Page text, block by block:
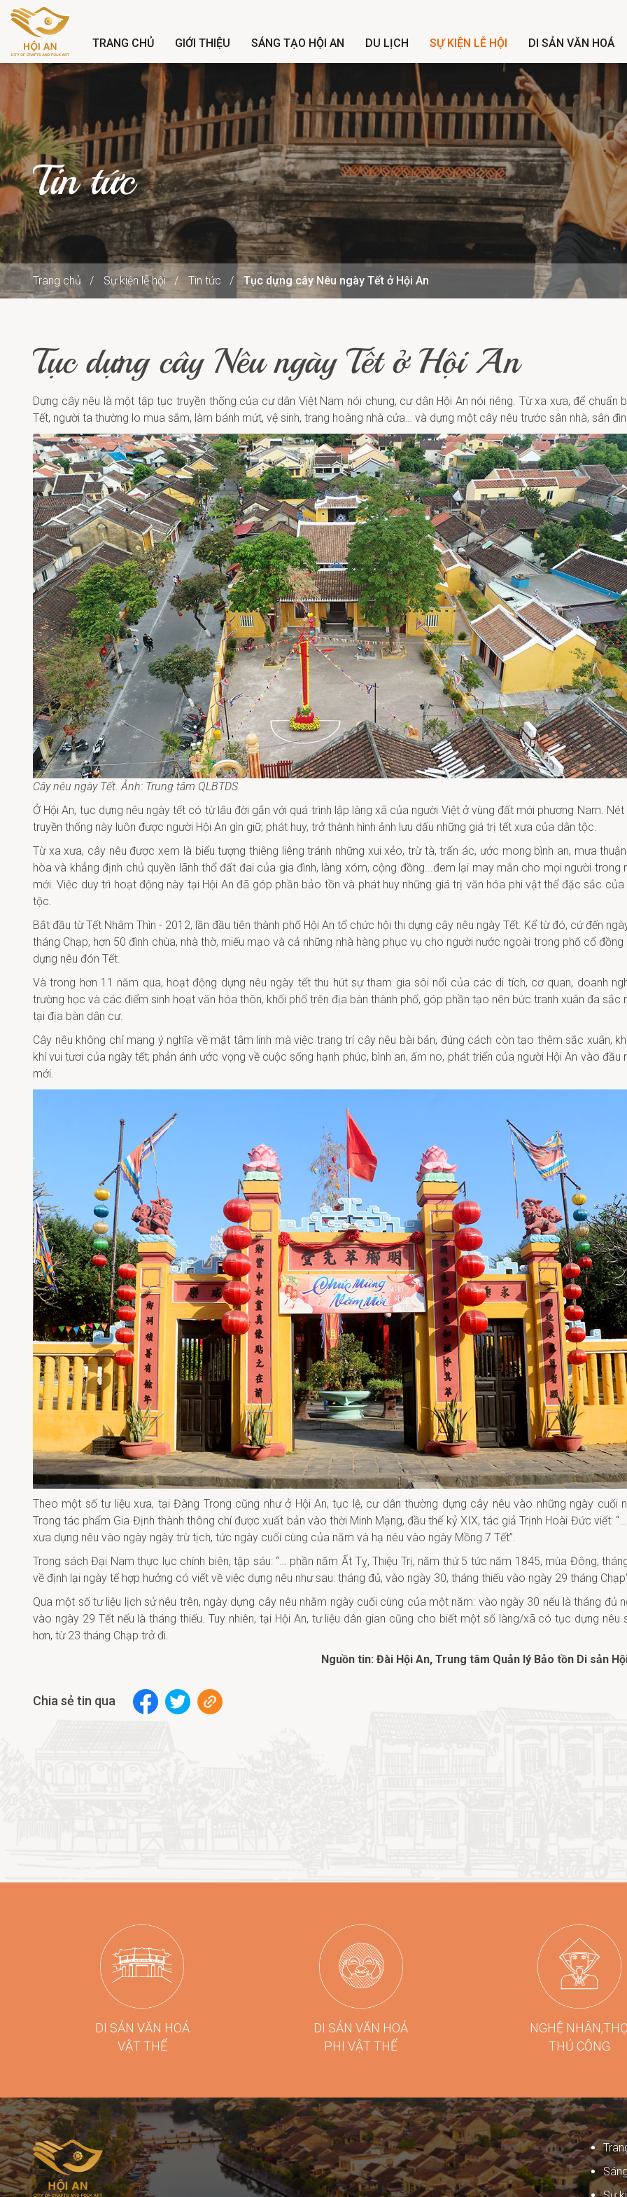
TRANG CHỦ GIỚI THIỆU SÁNG TẠO HỘI AN DU LỊCH SỰ KIỆN LỄ HỘI DI SẢN VĂN HOÁ
Tin tức
Trang chủ Sự kiện lễ hội Tin tức Tục dựng cây Nêu ngày Tết ở Hội An
Tục dựng cây Nêu ngày Tết ở Hội An
Dựng cây nêu là một tập tục truyền thống của cư dân Việt Nam nói chung, cư dân Hội An nói riêng. Từ xa xưa, để chuẩn
Tết, người ta thường lo mua sắm, làm bánh mứt, vệ sinh, trang hoàng nhà cửa… và dựng một cây nêu trước sân nhà, sân
Cây nêu ngày Tết.Ảnh: Trung tâm QLBTDS
Ở Hội An, tục dựng nêu ngày tết có từ lâu đời gắn với quá trình lập làng xã của người Việt ở vùng đất mới phương Nam. Nét
truyền thống này luôn được người Hội An gìn giữ, phát huy, trở thành hình ảnh lưu dấu những giá trị tết xưa của dân tộc.
Từ xa xưa, cây nêu được xem là biểu tượng thiêng liêng tránh những xui xẻo, trừ tà, trấn ác, ước mong bình an, mưa
hòa và khẳng định chủ quyền lãnh thổ đất đai của gia đình, làng xóm, cộng đồng...đem lại may mắn cho mọi người trong
mới. Việc duy trì hoạt động này tại Hội An đã góp phần bảo tồn và phát huy những giá trị văn hóa phi vật thể đặc sắc của
tộc.
Bắt đầu từ Tết Nhâm Thìn - 2012, lần đầu tiên thành phố Hội An tổ chức hội thi dựng cây nêu ngày Tết. Kể từ đó, cứ đến
tháng Chạp, hơn 50 đình chùa, nhà thờ, miếu mạo và cả những nhà hàng phục vụ cho người nước ngoài trong phố cổ
dựng nêu đón Tết.
Và trong hơn 11 năm qua, hoạt động dựng nêu ngày tết thu hút sự tham gia sôi nổi của các di tích, cơ quan, doanh
trường học và các điểm sinh hoạt văn hóa thôn, khối phố trên địa bàn thành phố, góp phần tạo nên bức tranh xuân đa sắc
tại địa bàn dân cư.
Cây nêu không chỉ mang ý nghĩa về mặt tâm linh mà việc trang trí cây nêu bài bản, đúng cách còn tạo thêm sắc xuân,
khí vui tươi của ngày tết; phản ánh ước vọng về cuộc sống hạnh phúc, bình an, ấm no, phát triển của người Hội An vào đầu
mới.
Theo một số tư liệu xưa, tại Đàng Trong cũng như ở Hội An, tục lệ, cư dân thường dựng cây nêu vào những ngày cuối
Trong tác phẩm Gia Định thành thông chí được xuất bản vào thời Minh Mạng, đầu thế kỷ XIX, tác giả Trịnh Hoài Đức viết:
xưa dựng nêu vào ngày ngày trừ tịch, tức ngày cuối cùng của năm và hạ nêu vào ngày Mồng 7 Tết”.
Trong sách Đại Nam thực lục chính biên, tập sáu: “… phần năm Ất Tỵ, Thiệu Trị, năm thứ 5 tức năm 1845, mùa Đông,
về định lại ngày tế hợp hưởng có viết về việc dựng nêu như sau: tháng đủ, vào ngày 30, tháng thiếu vào ngày 29 tháng
Qua một số tư liệu lịch sử nêu trên, ngày dựng cây nêu nhằm ngày cuối cùng của một năm: vào ngày 30 nếu là tháng đủ
vào ngày 29 Tết nếu là tháng thiếu. Tuy nhiên, tại Hội An, tư liệu dân gian cũng cho biết một số làng/xã có tục dựng nêu
hơn, từ 23 tháng Chạp trở đi.
Nguồn tin: Đài Hội An, Trung tâm Quản lý Bảo tồn Di sản
Chia sẻ tin qua
DI SẢN VĂN HOÁ
VẬT THỂ
DI SẢN VĂN HOÁ
PHI VẬT THỂ
NGHỆ
THỦ CÔNG